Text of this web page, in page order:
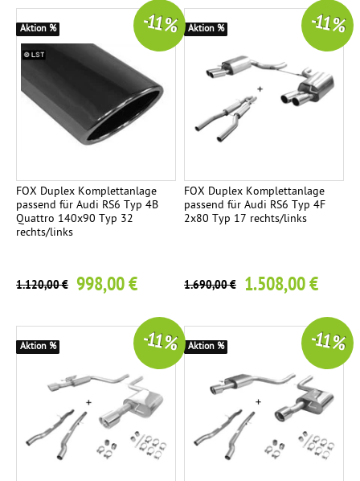
FOX Duplex Komplettanlage
passend für Audi RS6 Typ 4B
Quattro 140x90 Typ 32
rechts/links
1.120,00 € 998,00 €
-11 %
Aktion %
FOX Duplex Komplettanlage
passend für Audi RS6 Typ 4F
2x80 Typ 17 rechts/links
1.690,00 € 1.508,00 €
-11 %
Aktion %
-11 %
Aktion % -11 %
Aktion %